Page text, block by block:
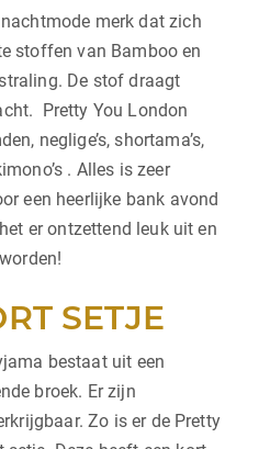
merk dat zich
stoffen van Bamboo en
De stof draagt
Pretty You London
neglige’s, shortama’s,
. Alles is zeer
een heerlijke bank avond
er ontzettend leuk uit en
SETJE
bestaat uit een
broek. Er zijn
Zo is er de Pretty